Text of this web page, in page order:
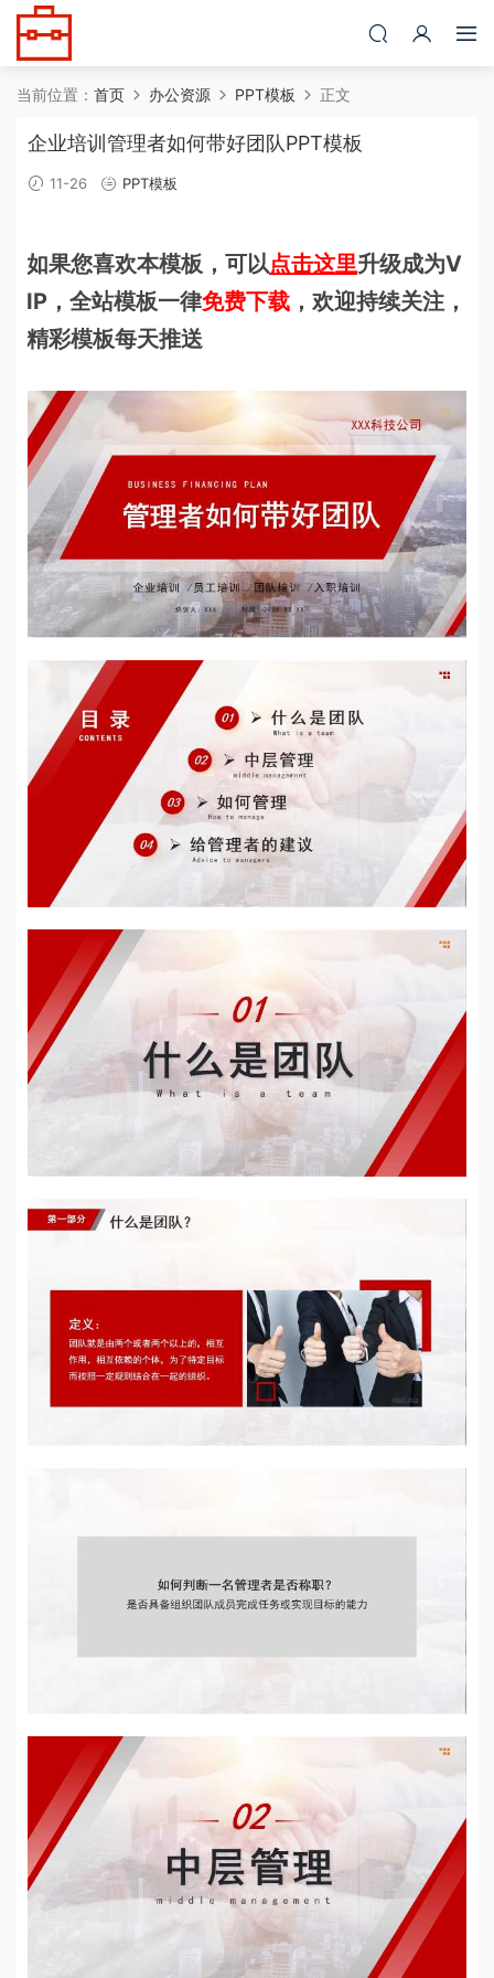
当前位置： 首页 办公资源 PPT模板 正文
企业培训管理者如何带好团队PPT模板
11-26 PPT模板
如果您喜欢本模板，可以点击这里升级成为V
IP，全站模板一律免费下载 ，欢迎持续关注，
精彩模板每天推送